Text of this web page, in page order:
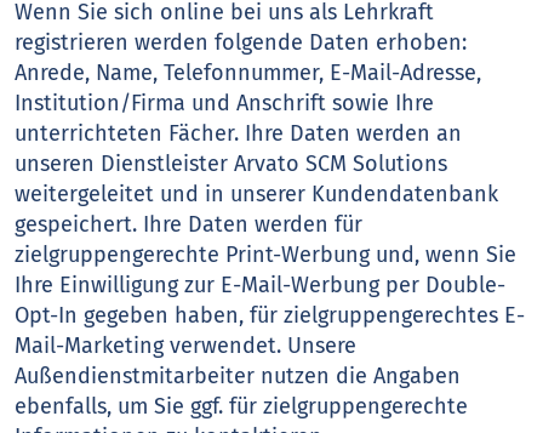
Wenn Sie sich online bei uns als Lehrkraft
registrieren werden folgende Daten erhoben:
Anrede, Name, Telefonnummer, E-Mail-Adresse,
Institution/Firma und Anschrift sowie Ihre
unterrichteten Fächer. Ihre Daten werden an
unseren Dienstleister Arvato SCM Solutions
weitergeleitet und in unserer Kundendatenbank
gespeichert. Ihre Daten werden für
zielgruppengerechte Print-Werbung und, wenn Sie
Ihre Einwilligung zur E-Mail-Werbung per Double-
Opt-In gegeben haben, für zielgruppengerechtes E-
Mail-Marketing verwendet. Unsere
Außendienstmitarbeiter nutzen die Angaben
ebenfalls, um Sie ggf. für zielgruppengerechte